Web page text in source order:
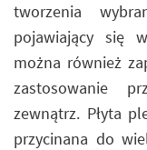
tworzenia
pojawiający się
można również
zastosowanie
zewnątrz. Płyta
przycinana do